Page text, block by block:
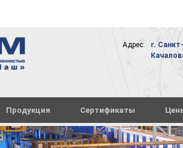
Адрес:
г.
Продукция Сертификаты